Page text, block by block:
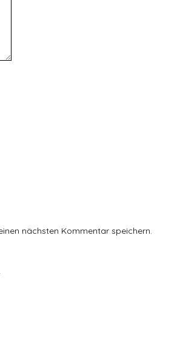
nächsten Kommentar speichern.